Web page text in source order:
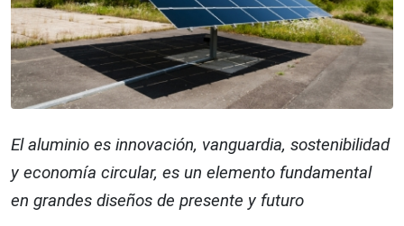
El aluminio es innovación, vanguardia, sostenibilidad
y economía circular, es un elemento fundamental
en grandes diseños de presente y futuro